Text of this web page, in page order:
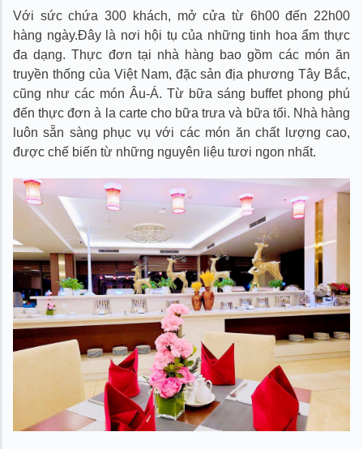
Với sức chứa 300 khách, mở cửa từ 6h00 đến 22h00
hàng ngày.Đây là nơi hội tụ của những tinh hoa ẩm thực
đa dạng. Thực đơn tại nhà hàng bao gồm các món ăn
truyền thống của Việt Nam, đặc sản địa phương Tây Bắc,
cũng như các món Âu-Á. Từ bữa sáng buffet phong phú
đến thực đơn à la carte cho bữa trưa và bữa tối. Nhà hàng
luôn sẵn sàng phục vụ với các món ăn chất lượng cao,
được chế biến từ những nguyên liệu tươi ngon nhất.